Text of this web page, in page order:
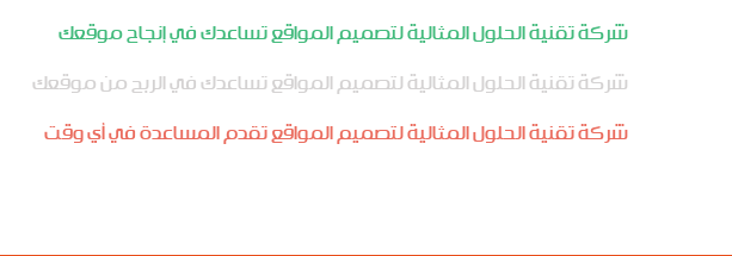
شركة تقنية الحلول المثالية لتصميم المواقع تساعدك في إنجاح موقعك
شركة تقنية الحلول المثالية لتصميم المواقع تساعدك في الربح من موقعك
شركة تقنية الحلول المثالية لتصميم المواقع تقدم المساعدة في أي وقت